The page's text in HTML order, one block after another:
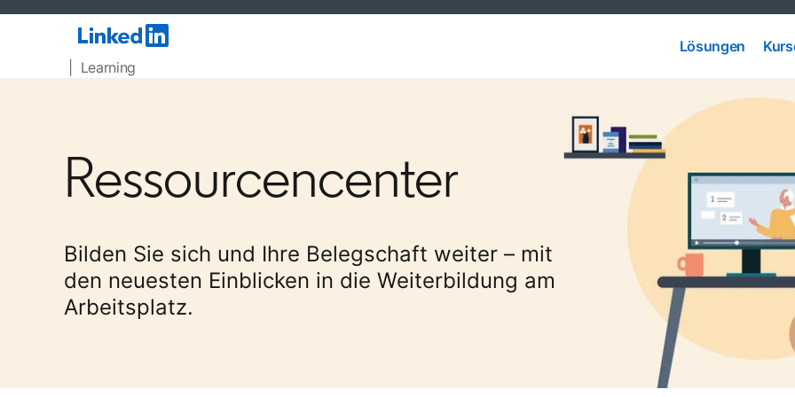
| Learning
Lösungen
Lösungen
Ressourcencenter
Bilden Sie sich und Ihre Belegschaft weiter – mit
den neuesten Einblicken in die Weiterbildung am
Arbeitsplatz.